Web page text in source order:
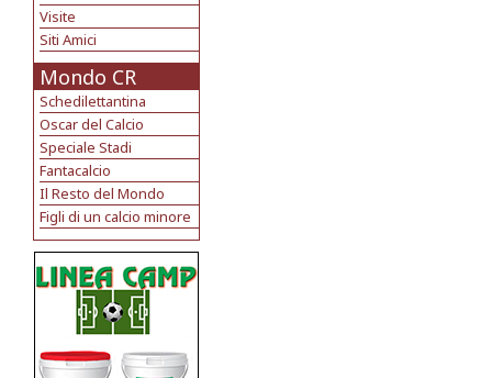
Visite
Siti Amici
Mondo CR
Schedilettantina
Oscar del Calcio
Speciale Stadi
Fantacalcio
Il Resto del Mondo
Figli di un calcio minore